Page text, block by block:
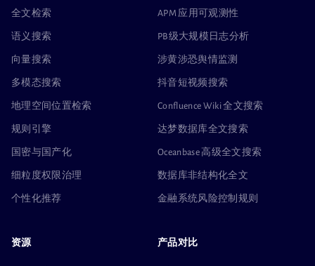
全文检索
语义搜索
向量搜索
多模态搜索
地理空间位置检索
规则引擎
国密与国产化
细粒度权限治理
个性化推荐
APM 应用可观测性
PB级大规模日志分析
涉黄涉恐舆情监测
抖音短视频搜索
Confluence Wiki 全文搜索
达梦数据库全文搜索
Oceanbase 高级全文搜索
数据库非结构化全文
金融系统风险控制规则
资源 产品对比